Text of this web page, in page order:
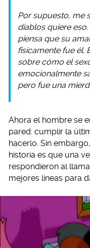
Por supuesto, me
diablos quiere
piensa que su
físicamente fue él.
sobre cómo el
emocionalmente
pero fue una
Ahora el hombre se
pared: cumplir la
hacerlo. Sin
historia es que una
respondieron al
mejores líneas para